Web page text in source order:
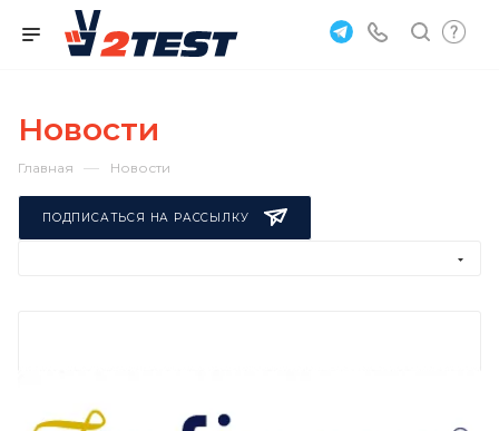
Новости
Главная — Новости
ПОДПИСАТЬСЯ НА РАССЫЛКУ